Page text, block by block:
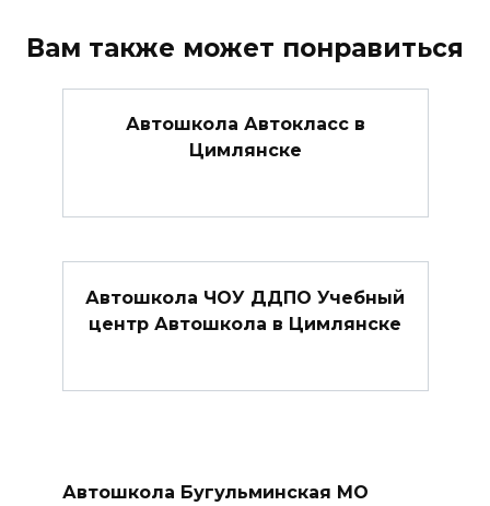
Вам также может понравиться
Автошкола Автокласс в
Цимлянске
Автошкола ЧОУ ДДПО Учебный
центр Автошкола в Цимлянске
Автошкола Бугульминская МО